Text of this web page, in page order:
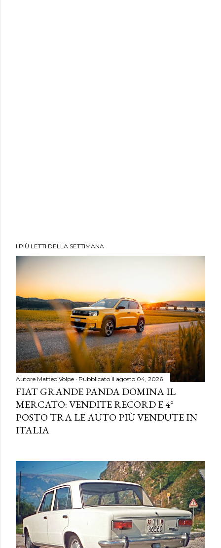
I PIÙ LETTI DELLA SETTIMANA
Autore Matteo Volpe Pubblicato il agosto 04, 2026
FIAT GRANDE PANDA DOMINA IL
MERCATO: VENDITE RECORD E 4°
POSTO TRA LE AUTO PIÙ VENDUTE IN
ITALIA